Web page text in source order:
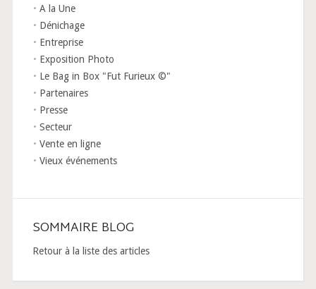
A la Une
Dénichage
Entreprise
Exposition Photo
Le Bag in Box "Fut Furieux ©"
Partenaires
Presse
Secteur
Vente en ligne
Vieux événements
SOMMAIRE BLOG
Retour à la liste des articles